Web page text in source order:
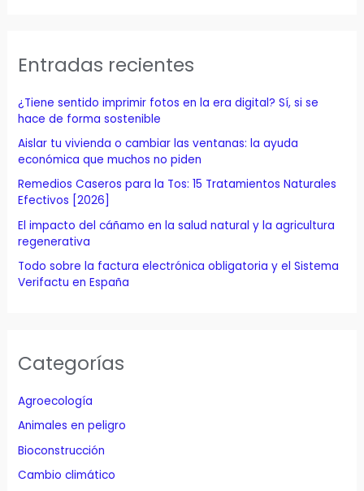
r
p
o
r
:
Entradas recientes
¿Tiene sentido imprimir fotos en la era digital? Sí, si se
hace de forma sostenible
Aislar tu vivienda o cambiar las ventanas: la ayuda
económica que muchos no piden
Remedios Caseros para la Tos: 15 Tratamientos Naturales
Efectivos [2026]
El impacto del cáñamo en la salud natural y la agricultura
regenerativa
Todo sobre la factura electrónica obligatoria y el Sistema
Verifactu en España
Categorías
Agroecología
Animales en peligro
Bioconstrucción
Cambio climático